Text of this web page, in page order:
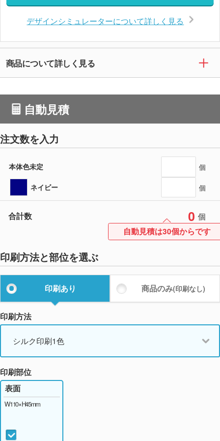
デザインシミュレーターについて詳しく見る
商品について詳しく見る
自動見積
注文数を入力
本体色未定 個
ネイビー 個
合計数 0 個
自動見積は30個からです
印刷方法と部位を選ぶ
印刷あり 商品のみ(印刷なし)
印刷方法
シルク印刷1色
印刷部位
表面
W110×H45mm